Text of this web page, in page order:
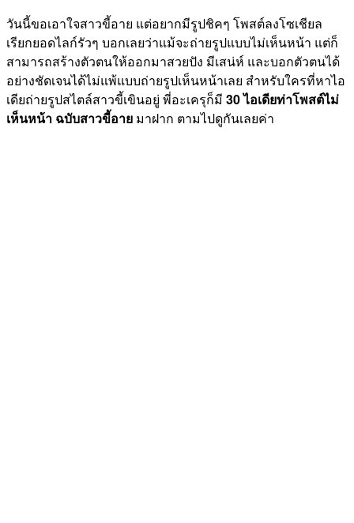
วันนี้ขอเอาใจสาวขี้อาย แต่อยากมีรูปชิคๆ โพสต์ลงโซเชียล
เรียกยอดไลก์รัวๆ บอกเลยว่าแม้จะถ่ายรูปแบบไม่เห็นหน้า แต่ก็
สามารถสร้างตัวตนให้ออกมาสวยปัง มีเสน่ห์ และบอกตัวตนได้
อย่างชัดเจนได้ไม่แพ้แบบถ่ายรูปเห็นหน้าเลย สำหรับใครที่หาไอ
เดียถ่ายรูปสไตล์สาวขี้เขินอยู่ พี่อะเครุก็มี 30 ไอเดียท่าโพสต์ไม่
เห็นหน้า ฉบับสาวขี้อาย มาฝาก ตามไปดูกันเลยค่า